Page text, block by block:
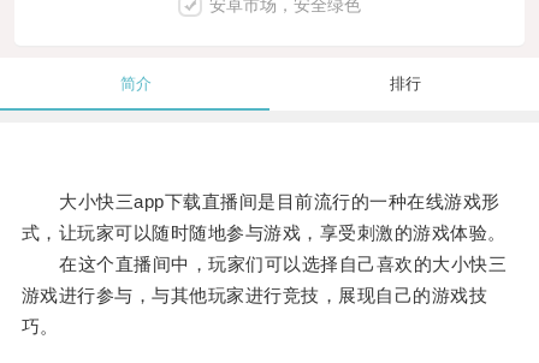
安卓市场，安全绿色
简介 排行
大小快三app下载直播间是目前流行的一种在线游戏形
式，让玩家可以随时随地参与游戏，享受刺激的游戏体验。
在这个直播间中，玩家们可以选择自己喜欢的大小快三
游戏进行参与，与其他玩家进行竞技，展现自己的游戏技
巧。